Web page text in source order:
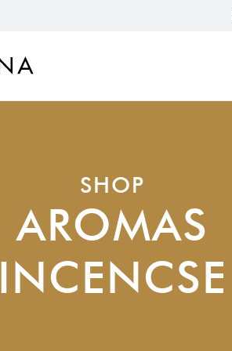
SHOP
AROMAS
INCENCSE